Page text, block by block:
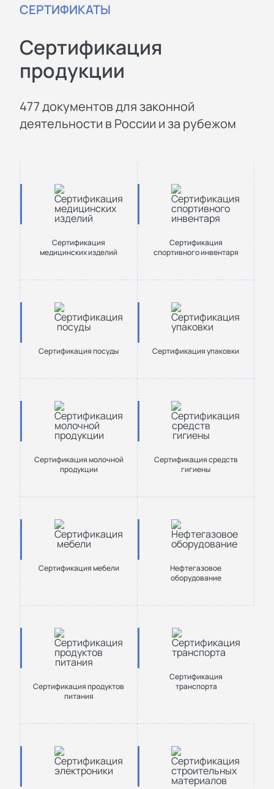
СЕРТИФИКАТЫ
Сертификация
продукции
477 документов для законной
деятельности в России и за рубежом
Сертификация
медицинских изделий
Сертификация
спортивного инвентаря
Сертификация посуды Сертификация упаковки
Сертификация молочной
продукции
Сертификация средств
гигиены
Сертификация мебели
Нефтегазовое
оборудование
Сертификация продуктов
питания
Сертификация
транспорта